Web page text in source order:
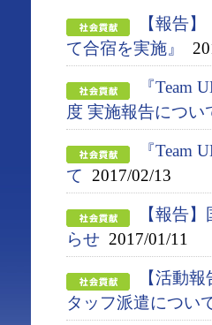
【報告
て合宿を実施』
『Team
度 実施報告につい
『Team
て 2017/02/13
【報告
らせ 2017/01/11
【活動
タッフ派遣につい